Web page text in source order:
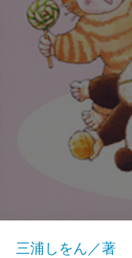
三浦しをん／著